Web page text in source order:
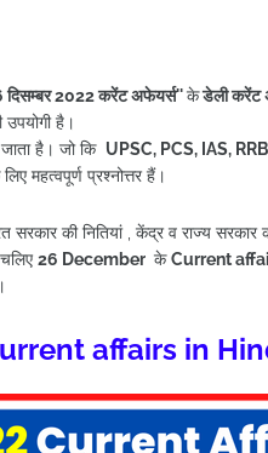
दिसम्बर2022 करेंट अफेयर्स''केडेली करेंट
उपयोगी है।
है। जो कि UPSC, PCS, IAS,
महत्वपूर्ण प्रश्नोत्तर हैं।
सरकार की नितियां , केंद्र व राज्य सरकार
26 December के Current
affairs in